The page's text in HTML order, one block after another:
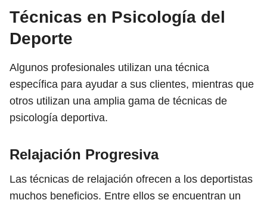
Técnicas en Psicología del
Deporte
Algunos profesionales utilizan una técnica
específica para ayudar a sus clientes, mientras que
otros utilizan una amplia gama de técnicas de
psicología deportiva.
Relajación Progresiva
Las técnicas de relajación ofrecen a los deportistas
muchos beneficios. Entre ellos se encuentran un